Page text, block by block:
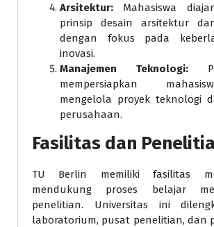
Arsitektur: Mahasiswa
prinsip desain arsitektur
dengan fokus pada
inovasi.
Manajemen Teknologi:
mempersiapkan
mengelola proyek teknologi
perusahaan.
Fasilitas dan
TU Berlin memiliki fasilitas
mendukung proses belajar
penelitian. Universitas ini
laboratorium, pusat penelitian, dan